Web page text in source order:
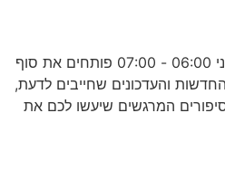
העולם הבוקר בשישי - רגע לפני 06:00 - 07:00 פותחים את סוף
והעדכונים שחייבים לדעת,
המרגשים שיעשו לכם את